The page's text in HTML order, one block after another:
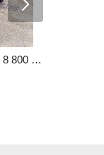
Berline - Essence - Année 2024 - 8 800 km, 15 990 €